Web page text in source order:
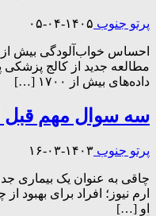
پرتو جنوب ۱۴۰۵-۰۴-۰۵
احساس خواب‌آلودگی بیش از
مطالعه جدید از کالج پزشکی
داده‌های بیش از ۱۷۰۰ […]
سه سوال مهم قبل
پرتو جنوب ۱۴۰۳-۰۳-۱۶
ارم نیوز؛ افراد برای
او […]